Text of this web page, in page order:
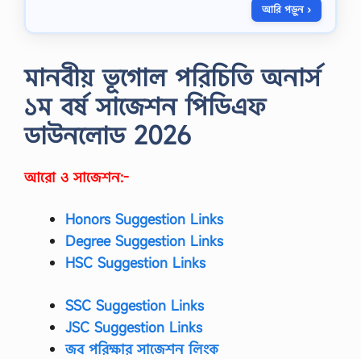
g
আরি পড়ুন ›
মানবীয় ভূগোল পরিচিতি অনার্স
১ম বর্ষ সাজেশন পিডিএফ
ডাউনলোড 2026
আরো ও সাজেশন:-
Honors Suggestion Links
Degree Suggestion Links
HSC Suggestion Links
SSC Suggestion Links
JSC Suggestion Links
জব পরিক্ষার সাজেশন লিংক